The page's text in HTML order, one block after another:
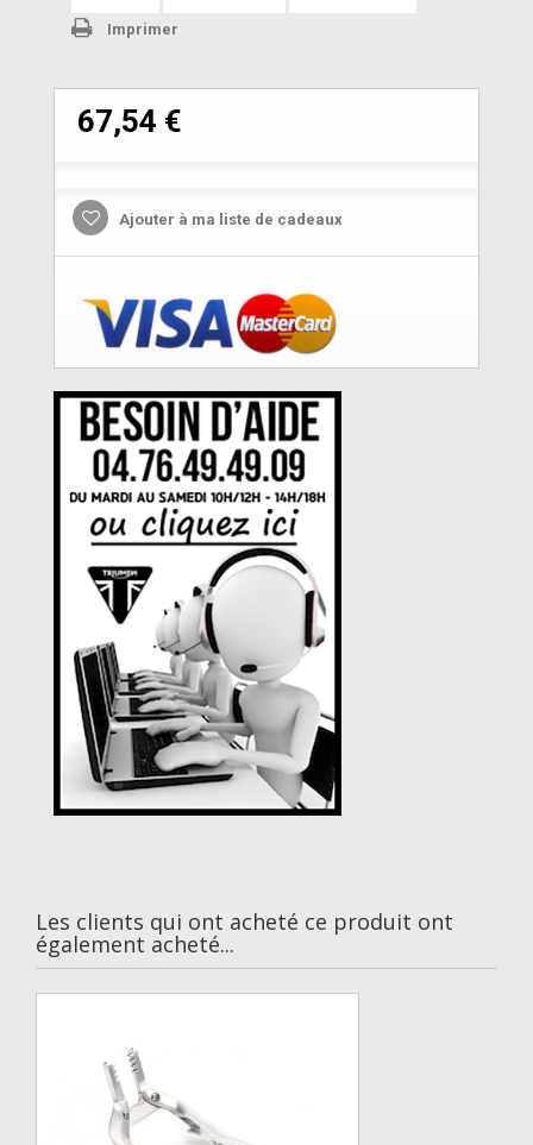
Imprimer
67,54 €
Ajouter à ma liste de cadeaux
Les clients qui ont acheté ce produit ont
également acheté...